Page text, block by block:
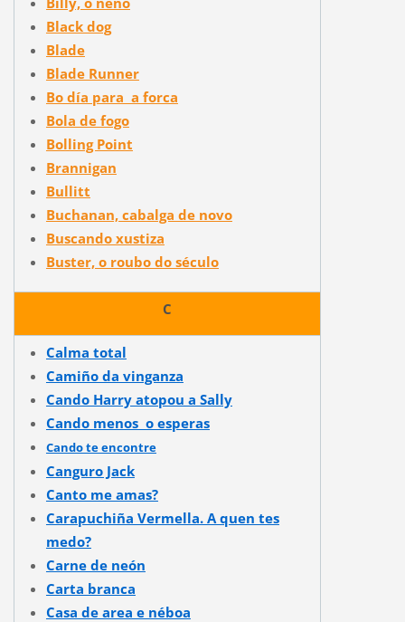
Black dog
Blade
Blade Runner
Bo día para a forca
Bola de fogo
Bolling Point
Brannigan
Bullitt
Buchanan, cabalga de novo
Buscando xustiza
Buster, o roubo do século
C
Calma total
Camiño da vinganza
Cando Harry atopou a Sally
Cando menos o esperas
Cando te encontre
Canguro Jack
Canto me amas?
Carapuchiña Vermella. A quen tes
medo?
Carne de neón
Carta branca
Casa de area e néboa